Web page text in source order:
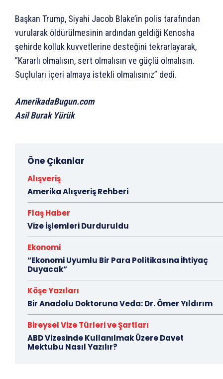
Başkan Trump, Siyahi Jacob Blake’in polis tarafından
vurularak öldürülmesinin ardından geldiği Kenosha
şehirde kolluk kuvvetlerine desteğini tekrarlayarak,
”Kararlı olmalısın, sert olmalısın ve güçlü olmalısın.
Suçluları içeri almaya istekli olmalısınız” dedi.
AmerikadaBugun.com
Asil Burak Yürük
Öne Çıkanlar
Alışveriş
Amerika Alışveriş Rehberi
Flaş Haber
Vize İşlemleri Durduruldu
Ekonomi
“Ekonomi Uyumlu Bir Para Politikasına İhtiyaç
Duyacak”
Köşe Yazıları
Bir Anadolu Doktoruna Veda: Dr. Ömer Yıldırım
Bireysel Vize Türleri ve Şartları
ABD Vizesinde Kullanılmak Üzere Davet
Mektubu Nasıl Yazılır?